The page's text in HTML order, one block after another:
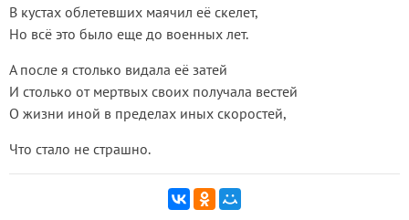
В кустах облетевших маячил её скелет,
Но всё это было еще до военных лет.
А после я столько видала её затей
И столько от мертвых своих получала вестей
О жизни иной в пределах иных скоростей,
Что стало не страшно.